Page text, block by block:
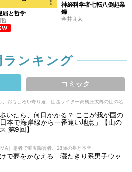
屈と哲学
哲
神経科学者七転八倒起業
録
金井良太
ランキング
コミック
、おもしろい寄り道 山岳ライター高橋庄太郎の山の名
いたら、何日かかる？ ここが我が国の
本で海岸線から一番遠い地点」【山の
第9回】
）患者で重度障害者。28歳の夢と本音
で夢をかなえる 寝たきり系男子ウッ